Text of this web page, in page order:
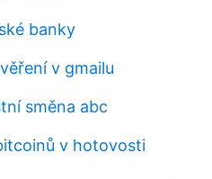
banky
v gmailu
směna abc
v hotovosti